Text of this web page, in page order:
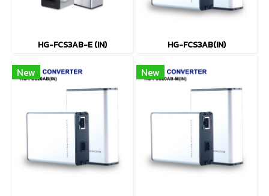
HG-FCS3AB-E (IN) HG-FCS3AB(IN)
New New